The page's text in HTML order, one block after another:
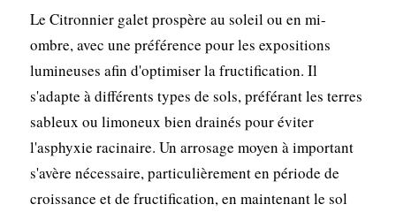
Le Citronnier galet prospère au soleil ou en mi-
ombre, avec une préférence pour les expositions
lumineuses afin d'optimiser la fructification. Il
s'adapte à différents types de sols, préférant les terres
sableux ou limoneux bien drainés pour éviter
l'asphyxie racinaire. Un arrosage moyen à important
s'avère nécessaire, particulièrement en période de
croissance et de fructification, en maintenant le sol